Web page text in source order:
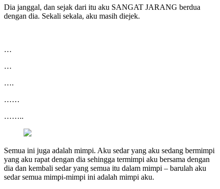
Dia janggal, dan sejak dari itu aku SANGAT JARANG berdua
dengan dia. Sekali sekala, aku masih diejek.
…
…
….
……
……..
Semua ini juga adalah mimpi. Aku sedar yang aku sedang bermimpi
yang aku rapat dengan dia sehingga termimpi aku bersama dengan
dia dan kembali sedar yang semua itu dalam mimpi – barulah aku
sedar semua mimpi-mimpi ini adalah mimpi aku.